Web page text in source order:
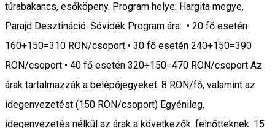
túrabakancs, esőköpeny. Program helye: Hargita megye,
Parajd Desztináció: Sóvidék Program ára: • 20 fő esetén
160+150=310 RON/csoport • 30 fő esetén 240+150=390
RON/csoport • 40 fő esetén 320+150=470 RON/csoport Az
árak tartalmazzák a belépőjegyeket: 8 RON/fő, valamint az
idegenvezetést (150 RON/csoport) Egyénileg,
idegenvezetés nélkül az árak a következők: felnőtteknek: 15